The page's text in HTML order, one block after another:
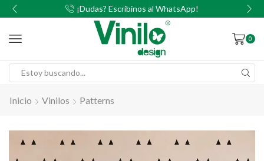
¡Dudas? Escribinos al WhatsApp!
0
Inicio Vinilos Patterns